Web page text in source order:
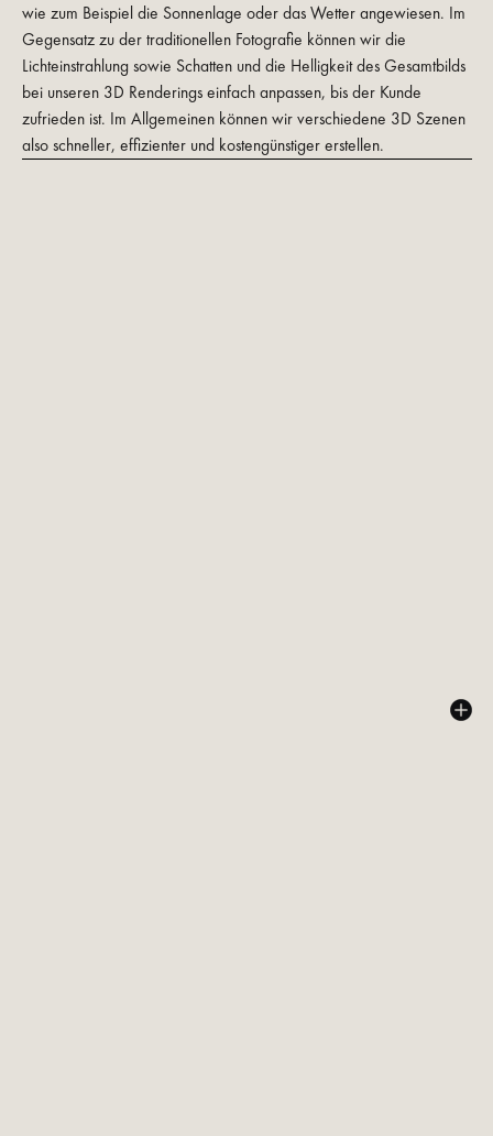
wie zum Beispiel die Sonnenlage oder das Wetter angewiesen. Im
Gegensatz zu der traditionellen Fotografie können wir die
Lichteinstrahlung sowie Schatten und die Helligkeit des Gesamtbilds
bei unseren 3D Renderings einfach anpassen, bis der Kunde
zufrieden ist. Im Allgemeinen können wir verschiedene 3D Szenen
also schneller, effizienter und kostengünstiger erstellen.